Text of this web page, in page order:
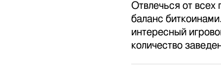
Отвлечься от
баланс
интересный
количество